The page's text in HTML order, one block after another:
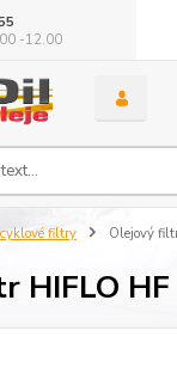
-12.00
filtry Olejový
HIFLO